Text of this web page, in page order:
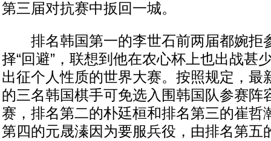
第三届对抗赛中扳回一城。
排名韩国第一的李世石前两届都婉拒
择“回避”，联想到他在农心杯上也出战甚
出征个人性质的世界大赛。按照规定，最
的三名韩国棋手可免选入围韩国队参赛阵
赛，排名第二的朴廷桓和排名第三的崔哲
第四的元晟溱因为要服兵役，由排名第五